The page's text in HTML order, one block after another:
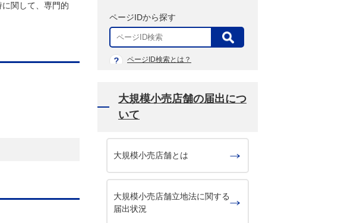
関して、専門的
ページIDから探す
表
ページID検索とは？
大規模小売店舗の届出につ
いて
大規模小売店舗とは
大規模小売店舗立地法に関する
届出状況